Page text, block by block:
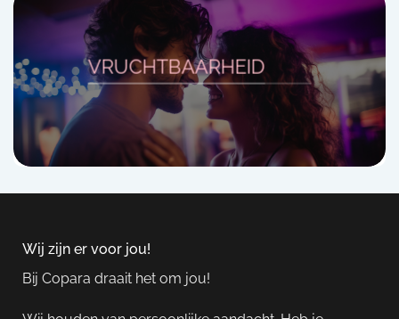
VRUCHTBAARHEID
Wij zijn er voor jou!
Bij Copara draait het om jou!